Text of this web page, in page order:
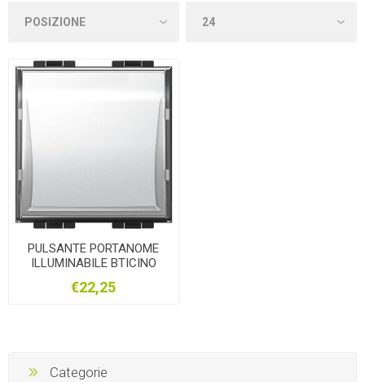
PULSANTE PORTANOME
ILLUMINABILE BTICINO
€22,25
Categorie